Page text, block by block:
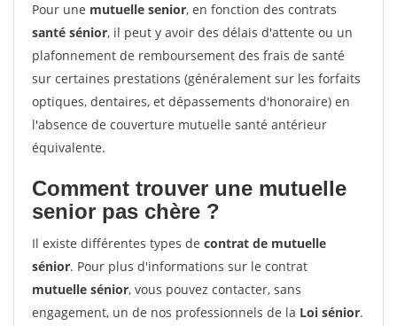
Pour une mutuelle senior, en fonction des contrats
santé sénior, il peut y avoir des délais d'attente ou un
plafonnement de remboursement des frais de santé
sur certaines prestations (généralement sur les forfaits
optiques, dentaires, et dépassements d'honoraire) en
l'absence de couverture mutuelle santé antérieur
équivalente.
Comment trouver une mutuelle
senior pas chère ?
Il existe différentes types de contrat de mutuelle
sénior. Pour plus d'informations sur le contrat
mutuelle sénior, vous pouvez contacter, sans
engagement, un de nos professionnels de la Loi sénior.